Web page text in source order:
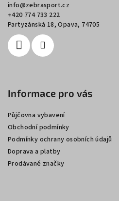
info@zebrasport.cz
+420 774 733 222
Partyzánská 18, Opava, 74705
Informace pro vás
Půjčovna vybavení
Obchodní podmínky
Podmínky ochrany osobních údajů
Doprava a platby
Prodávané značky